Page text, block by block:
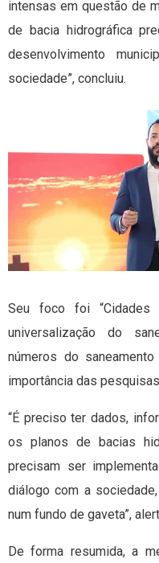
intensas em questão de
de bacia hidrográfica
desenvolvimento
sociedade”, concluiu.
Seu foco foi “Cidades
universalização do
números do
importância das
“É preciso ter dados,
os planos de bacias
precisam ser
diálogo com a
num fundo de gaveta”,
De forma resumida, a